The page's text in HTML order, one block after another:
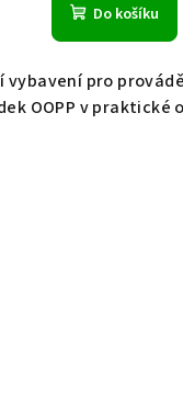
Do košíku
vybavení pro
OOPP v praktické